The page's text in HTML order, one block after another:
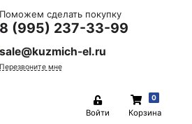
Поможем сделать покупку
8 (995) 237-33-99
sale@kuzmich-el.ru
Перезвоните мне
Войти
0
Корзина